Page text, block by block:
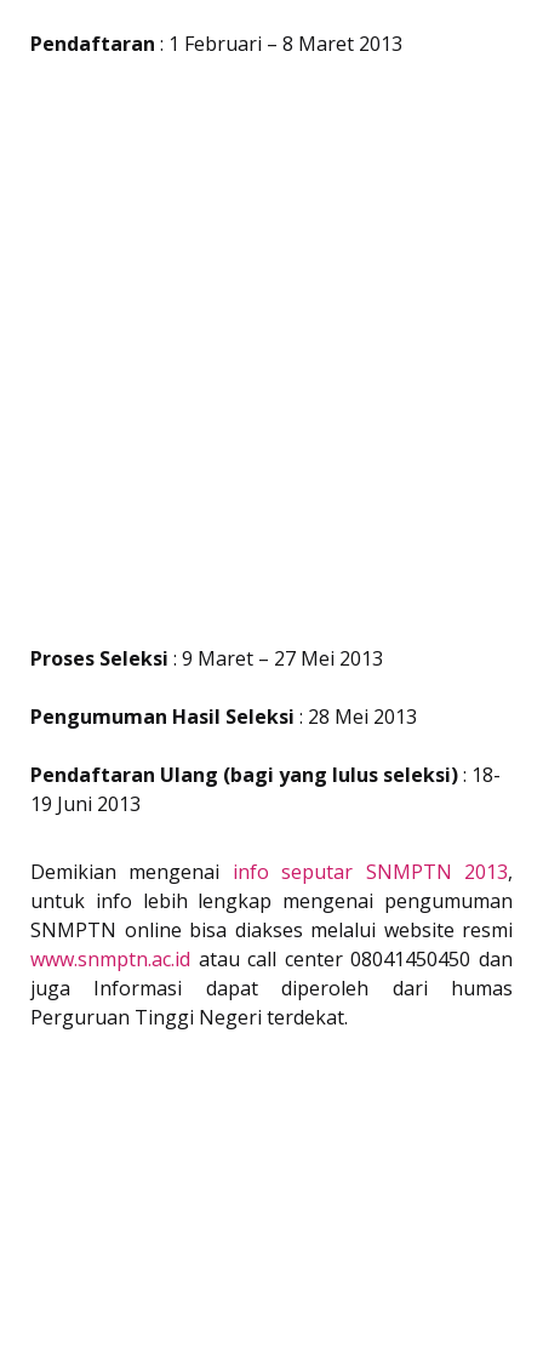
Pendaftaran : 1 Februari – 8 Maret 2013
Proses Seleksi : 9 Maret – 27 Mei 2013
Pengumuman Hasil Seleksi : 28 Mei 2013
Pendaftaran Ulang (bagi yang lulus seleksi): 18-
19 Juni 2013
Demikian mengenai info seputar SNMPTN 2013,
untuk info lebih lengkap mengenai pengumuman
SNMPTN online bisa diakses melalui website resmi
www.snmptn.ac.id atau call center 08041450450 dan
juga Informasi dapat diperoleh dari humas
Perguruan Tinggi Negeri terdekat.